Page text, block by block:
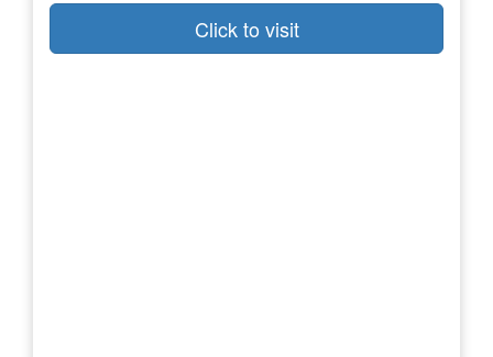
Click to visit